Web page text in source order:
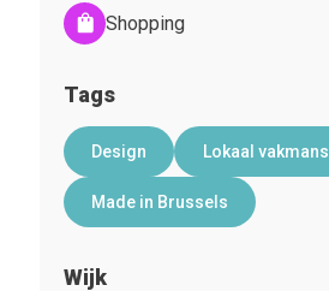
Shopping
Tags
Design Lokaal
Made in Brussels
Wijk